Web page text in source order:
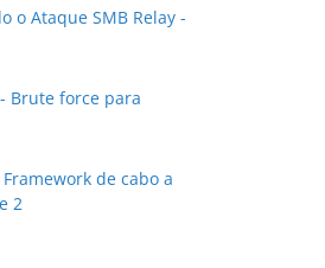
o Ataque SMB Relay -
Brute force para
de cabo a
2